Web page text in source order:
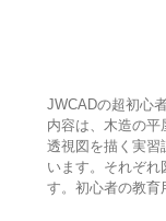
JWCADの超初心
内容は、木造の平
透視図を描く実習
います。それぞれ
す。初心者の教育